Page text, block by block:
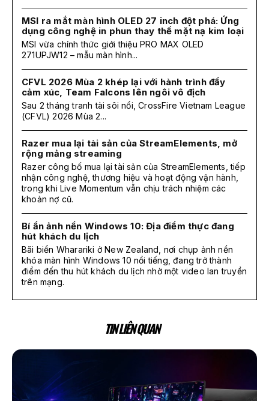
MSI ra mắt màn hình OLED 27 inch đột phá: Ứng
dụng công nghệ in phun thay thế mặt nạ kim loại
MSI vừa chính thức giới thiệu PRO MAX OLED
271UPJW12 – mẫu màn hình...
CFVL 2026 Mùa 2 khép lại với hành trình đầy
cảm xúc, Team Falcons lên ngôi vô địch
Sau 2 tháng tranh tài sôi nổi, CrossFire Vietnam League
(CFVL) 2026 Mùa 2...
Razer mua lại tài sản của StreamElements, mở
rộng mảng streaming
Razer công bố mua lại tài sản của StreamElements, tiếp
nhận công nghệ, thương hiệu và hoạt động vận hành,
trong khi Live Momentum vẫn chịu trách nhiệm các
khoản nợ cũ.
Bí ẩn ảnh nền Windows 10: Địa điểm thực đang
hút khách du lịch
Bãi biển Wharariki ở New Zealand, nơi chụp ảnh nền
khóa màn hình Windows 10 nổi tiếng, đang trở thành
điểm đến thu hút khách du lịch nhờ một video lan truyền
trên mạng.
TIN LIÊN QUAN